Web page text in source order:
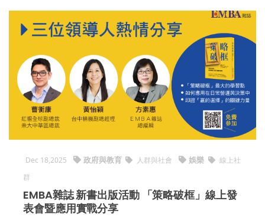
Dec 18,2025 政府與教育 人群與社會 娛樂
線上社
群
EMBA雜誌 新書出版活動 「策略破框」線上發
表會暨應用實戰分享